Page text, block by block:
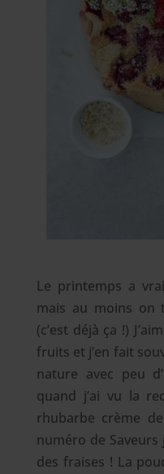
Le printemps a
mais au moins on
(c’est déjà ça !)
fruits et j’en fait
nature avec peu
quand j’ai vu la
rhubarbe crème
numéro de Saveurs
des fraises ! La